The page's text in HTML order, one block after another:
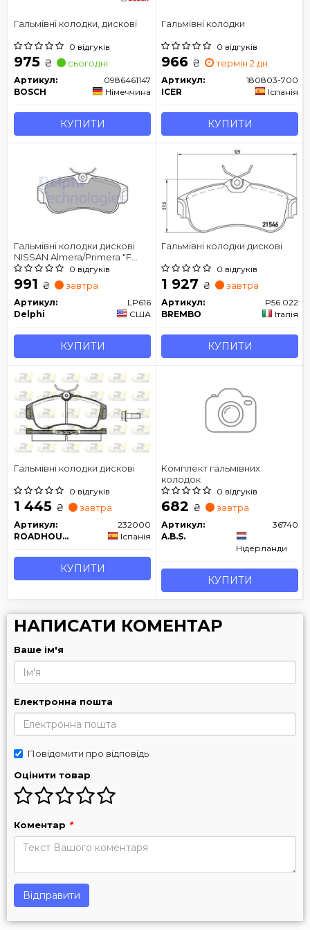
Гальмівні колодки, дискові
0 відгуків
975 ₴ сьогодні
Артикул:
0986461147
BOSCH
Німеччина
КУПИТИ
Гальмівні колодки
0 відгуків
966 ₴ термін 2 дн.
Артикул:
180803-700
ICER
Іспанія
КУПИТИ
Гальмівні колодки дискові
NISSAN Almera/Primera "F
"90-06
0 відгуків
991 ₴ завтра
Артикул:
LP616
Delphi
США
КУПИТИ
Гальмівні колодки дискові
0 відгуків
1 927 ₴ завтра
Артикул:
P56 022
BREMBO
Італія
КУПИТИ
Гальмівні колодки дискові
0 відгуків
1 445 ₴ завтра
Артикул:
232000
ROADHOUSE
Іспанія
КУПИТИ
Комплект гальмівних
колодок
0 відгуків
682 ₴ завтра
Артикул:
36740
A.B.S.
Нідерланди
КУПИТИ
НАПИСАТИ КОМЕНТАР
Ваше ім'я
Електронна пошта
Повідомити про відповідь
Оцінити товар
Коментар *
Відправити